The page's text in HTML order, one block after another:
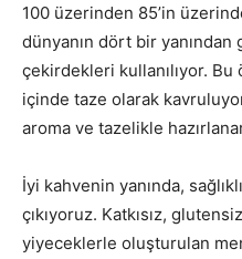
100 üzerinden 85’in
dünyanın dört bir
çekirdekleri kullanılıyor.
içinde taze olarak
aroma ve tazelikle
İyi kahvenin yanında,
çıkıyoruz. Katkısız,
yiyeceklerle oluşturulan